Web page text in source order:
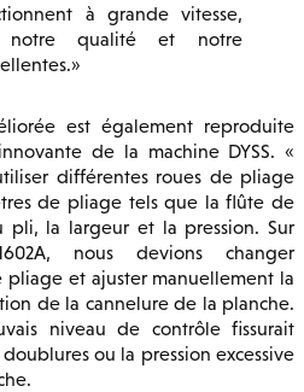
à grande vitesse,
notre qualité et notre
est également reproduite
de la machine DYSS. «
différentes roues de pliage
de pliage tels que la flûte de
pli, la largeur et la pression. Sur
nous devions changer
pliage et ajuster manuellement la
de la cannelure de la planche.
niveau de contrôle fissurait
ou la pression excessive